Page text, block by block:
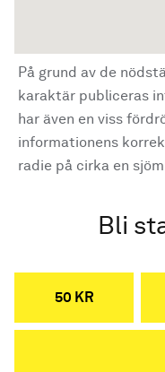
På grund av de
karaktär publiceras
har även en viss
informationens
radie på cirka en
Bli
50 KR